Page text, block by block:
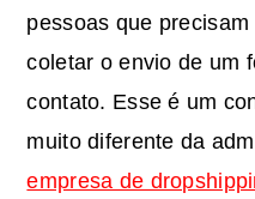
pessoas que
coletar o envio de um
contato. Esse é um
muito diferente da
empresa de